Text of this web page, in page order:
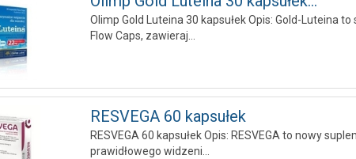
Olimp Gold Luteina 30 kapsułek Opis: Gold-Luteina
Flow Caps, zawieraj...
RESVEGA 60 kapsułek
RESVEGA 60 kapsułek Opis: RESVEGA to nowy
prawidłowego widzeni...